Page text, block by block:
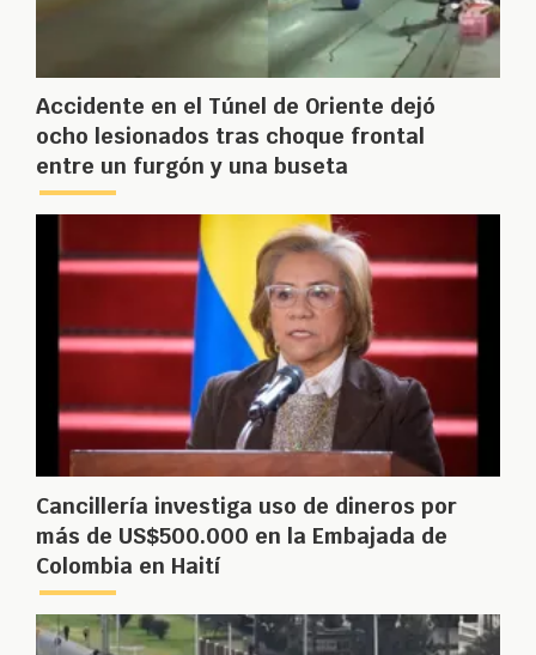
Accidente en el Túnel de Oriente dejó
ocho lesionados tras choque frontal
entre un furgón y una buseta
Cancillería investiga uso de dineros por
más de US$500.000 en la Embajada de
Colombia en Haití